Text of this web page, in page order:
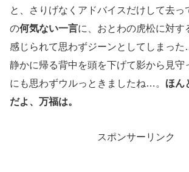
と、さりげなくアドバイスだけして去っ
の何気ない一言に、おとわの虎松に対す
感じられて思わずジーンとしてしまった
静かに帰る背中を頭を下げて影から見守
にも思わずウルっときましたね…。 ほん
だよ、万福は。
スポンサーリンク